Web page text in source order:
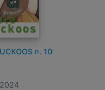
n. 10